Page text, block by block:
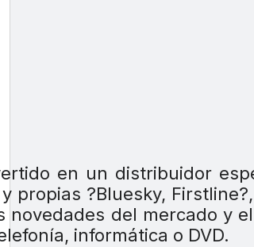
en un distribuidor
propias ?Bluesky,
del mercado y
informática o DVD.